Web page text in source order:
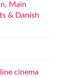
Main
& Danish
cinema